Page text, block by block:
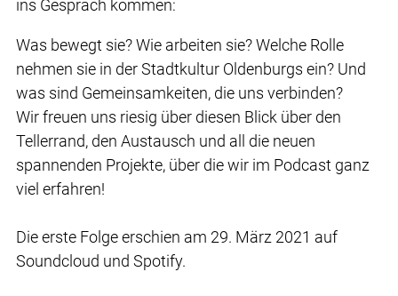
ins Gespräch kommen:
Was bewegt sie? Wie arbeiten sie? Welche Rolle
nehmen sie in der Stadtkultur Oldenburgs ein? Und
was sind Gemeinsamkeiten, die uns verbinden?
Wir freuen uns riesig über diesen Blick über den
Tellerrand, den Austausch und all die neuen
spannenden Projekte, über die wir im Podcast ganz
viel erfahren!
Die erste Folge erschien am 29. März 2021 auf
Soundcloud und Spotify.